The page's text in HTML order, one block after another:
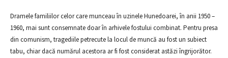
Dramele familiilor celor care munceau în uzinele Hunedoarei, în anii 1950 –
1960, mai sunt consemnate doar în arhivele fostului combinat. Pentru presa
din comunism, tragediile petrecute la locul de muncă au fost un subiect
tabu, chiar dacă numărul acestora ar fi fost considerat astăzi îngrijorător.